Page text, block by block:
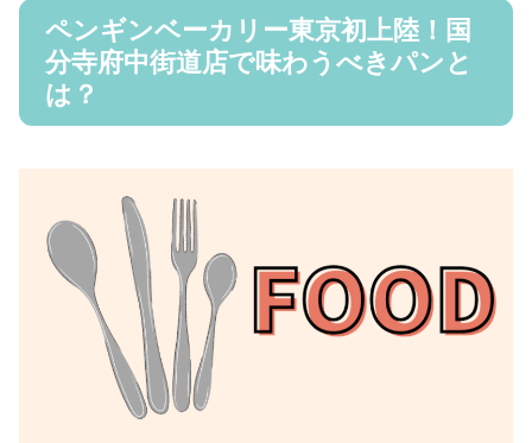
ペンギンベーカリー東京初上陸！国
分寺府中街道店で味わうべきパンと
は？